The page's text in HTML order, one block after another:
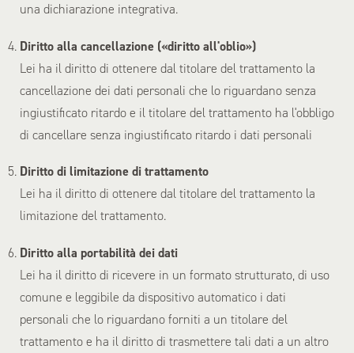
una dichiarazione integrativa.
Diritto alla cancellazione («diritto all'oblio»)
Lei ha il diritto di ottenere dal titolare del trattamento la
cancellazione dei dati personali che lo riguardano senza
ingiustificato ritardo e il titolare del trattamento ha l'obbligo
di cancellare senza ingiustificato ritardo i dati personali
Diritto di limitazione di trattamento
Lei ha il diritto di ottenere dal titolare del trattamento la
limitazione del trattamento.
Diritto alla portabilità dei dati
Lei ha il diritto di ricevere in un formato strutturato, di uso
comune e leggibile da dispositivo automatico i dati
personali che lo riguardano forniti a un titolare del
trattamento e ha il diritto di trasmettere tali dati a un altro